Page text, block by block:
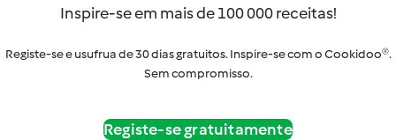
Inspire-se em mais de 100 000 receitas!
Registe-se e usufrua de 30 dias gratuitos. Inspire-se com o Cookidoo®.
Sem compromisso.
Registe-se gratuitamente